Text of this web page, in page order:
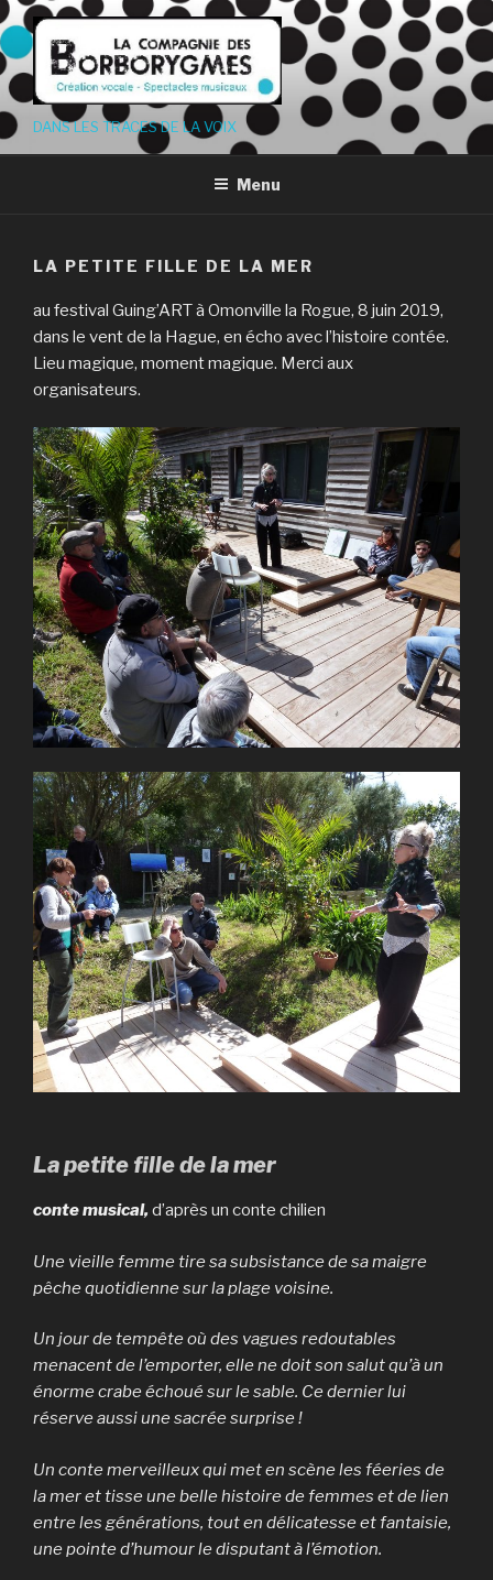
Aller
au
contenu
principal
DANS LES TRACES DE LA VOIX
Menu
LA PETITE FILLE DE LA MER
au festival Guing’ART à Omonville la Rogue, 8 juin 2019,
dans le vent de la Hague, en écho avec l’histoire contée.
Lieu magique, moment magique. Merci aux
organisateurs.
La petite fille de la mer
conte musical,d’après un conte chilien
Une vieille femme tire sa subsistance de sa maigre
pêche quotidienne sur la plage voisine.
Un jour de tempête où des vagues redoutables
menacent de l’emporter, elle ne doit son salut qu’à un
énorme crabe échoué sur le sable. Ce dernier lui
réserve aussi une sacrée surprise !
Un conte merveilleux qui met en scène les féeries de
la mer et tisse une belle histoire de femmes et de lien
entre les générations, tout en délicatesse et fantaisie,
une pointe d’humour le disputant à l’émotion.